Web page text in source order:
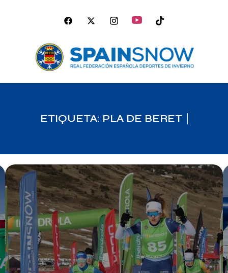
ETIQUETA: PLA DE BERET